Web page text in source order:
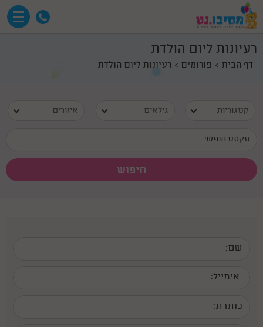
רעיונות ליום הולדת
דף הבית פורומים רעיונות ליום הולדת
קטגוריות גילאים איזורים